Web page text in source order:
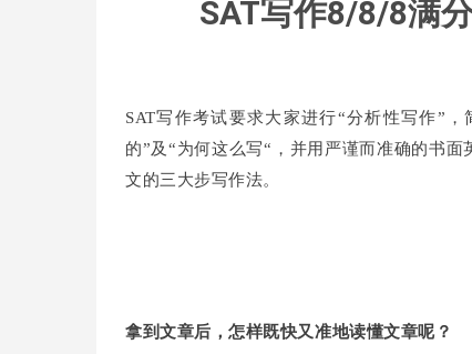
SAT写作8/8/8满
SAT写作考试要求大家进行“分析性写作”
的”及“为何这么写“，并用严谨而准确的书
文的三大步写作法。
拿到文章后，怎样既快又准地读懂文章呢？